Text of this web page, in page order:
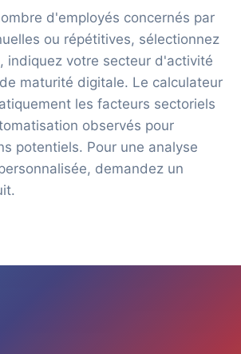
d'employés concernés par
ou répétitives, sélectionnez
indiquez votre secteur d'activité
maturité digitale. Le calculateur
les facteurs sectoriels
observés pour
potentiels. Pour une analyse
demandez un